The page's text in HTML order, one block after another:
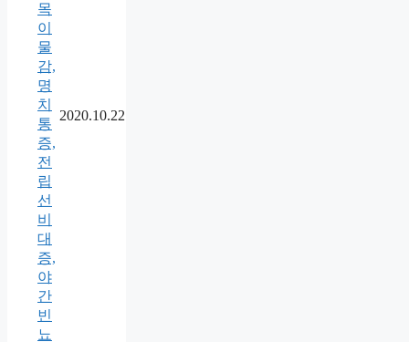
목
이
물
감,
명
치
통
증,
전
립
선
비
대
증,
야
간
빈
뇨
2020.10.22